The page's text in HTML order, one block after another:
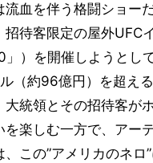
流血を伴う格闘ショー
招待客限定の屋外UFC
）を開催しようとし
（約96億円）を超え
大統領とその招待客が
を楽しむ一方で、アー
、この”アメリカのネロ